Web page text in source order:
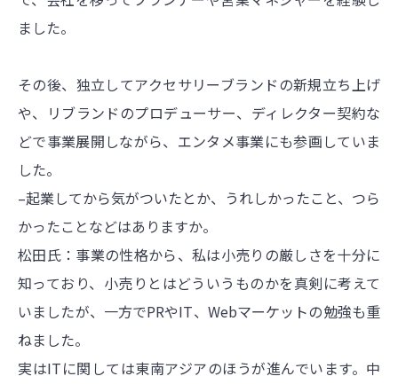
ました。
その後、独立してアクセサリーブランドの新規立ち上げ
や、リブランドのプロデューサー、ディレクター契約な
どで事業展開しながら、エンタメ事業にも参画していま
した。
–起業してから気がついたとか、うれしかったこと、つら
かったことなどはありますか。
松田氏：事業の性格から、私は小売りの厳しさを十分に
知っており、小売りとはどういうものかを真剣に考えて
いましたが、一方でPRやIT、Webマーケットの勉強も重
ねました。
実はITに関しては東南アジアのほうが進んでいます。中